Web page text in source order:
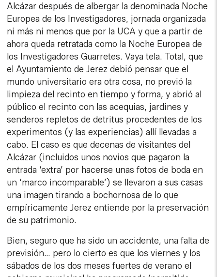
Alcázar después de albergar la denominada Noche
Europea de los Investigadores, jornada organizada
ni más ni menos que por la UCA y que a partir de
ahora queda retratada como la Noche Europea de
los Investigadores Guarretes. Vaya tela. Total, que
el Ayuntamiento de Jerez debió pensar que el
mundo universitario era otra cosa, no previó la
limpieza del recinto en tiempo y forma, y abrió al
público el recinto con las acequias, jardines y
senderos repletos de detritus procedentes de los
experimentos (y las experiencias) allí llevadas a
cabo. El caso es que decenas de visitantes del
Alcázar (incluidos unos novios que pagaron la
entrada ‘extra’ por hacerse unas fotos de boda en
un ‘marco incomparable’) se llevaron a sus casas
una imagen tirando a bochornosa de lo que
empíricamente Jerez entiende por la preservación
de su patrimonio.
Bien, seguro que ha sido un accidente, una falta de
previsión… pero lo cierto es que los viernes y los
sábados de los dos meses fuertes de verano el